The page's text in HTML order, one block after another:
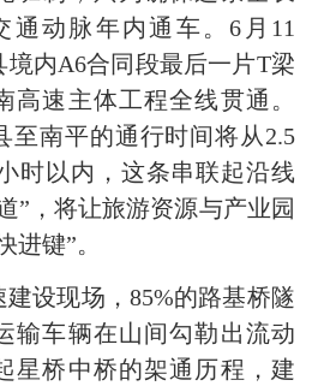
通动脉年内通车。6月11
境内A6合同段最后一片T梁
高速主体工程全线贯通。
至南平的通行时间将从2.5
时以内，这条串联起沿线
”，将让旅游资源与产业园
进键”。
设现场，85%的路基桥隧
输车辆在山间勾勒出流动
星桥中桥的架通历程，建